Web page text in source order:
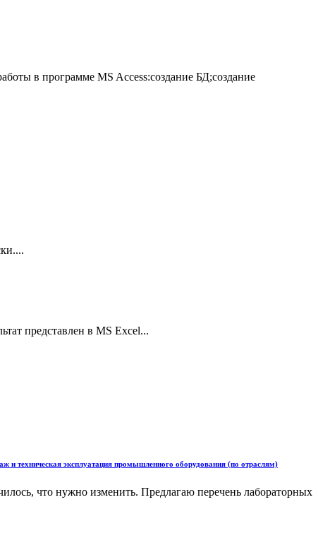
в программе MS Access:создание БД;создание
представлен в MS Excel...
техническая эксплуатация промышленного оборудования (по отраслям)
что нужно изменить. Предлагаю перечень лабораторных